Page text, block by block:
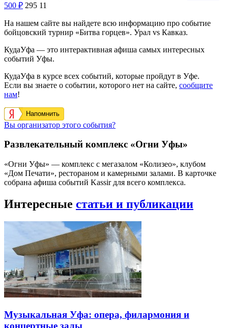
500 ₽ 295 11
На нашем сайте вы найдете всю информацию про событие
бойцовский турнир «Битва горцев». Урал vs Кавказ.
КудаУфа — это интерактивная афиша самых интересных
событий Уфы.
КудаУфа в курсе всех событий, которые пройдут в Уфе.
Если вы знаете о событии, которого нет на сайте, сообщите
нам!
Напомнить
Вы организатор этого события?
Развлекательный комплекс «Огни Уфы»
«Огни Уфы» — комплекс с мегазалом «Колизео», клубом
«Дом Печати», рестораном и камерными залами. В карточке
собрана афиша событий Kassir для всего комплекса.
Интересные статьи и публикации
Музыкальная Уфа: опера, филармония и
концертные залы